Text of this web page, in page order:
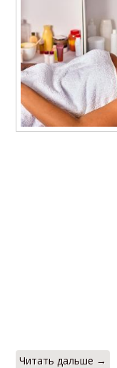
Читать дальше →